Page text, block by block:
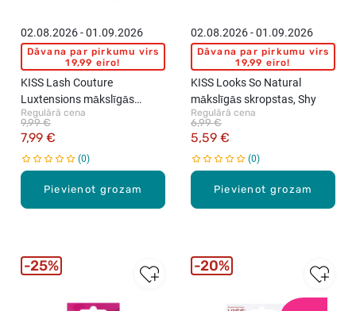
Pievienot grozam
02.08.2026 - 01.09.2026
Dāvana par pirkumu virs
19,99 eiro!
KISS Lash Couture
Luxtensions mākslīgās
skropstas, Royal Silk
Regulārā cena
7,99 €
9,99 €
0
Pievienot grozam
02.08.2026 - 01.09.2026
Dāvana par pirkumu virs
19,99 eiro!
KISS Looks So Natural
mākslīgās skropstas, Shy
Regulārā cena
5,59 €
6,99 €
0
25% 20%